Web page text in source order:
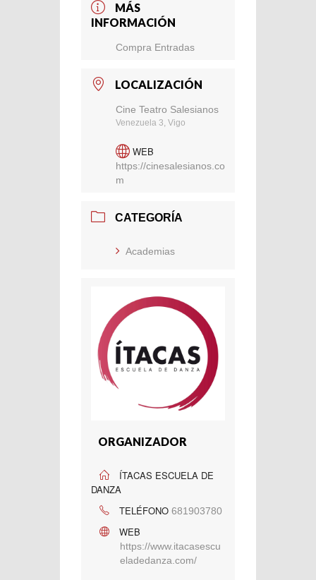
MÁS
INFORMACIÓN
Compra Entradas
LOCALIZACIÓN
Cine Teatro Salesianos
Venezuela 3, Vigo
WEB
https://cinesalesianos.co
m
CATEGORÍA
Academias
ORGANIZADOR
ÍTACAS ESCUELA DE
DANZA
TELÉFONO 681903780
WEB
https://www.itacasescu
eladedanza.com/